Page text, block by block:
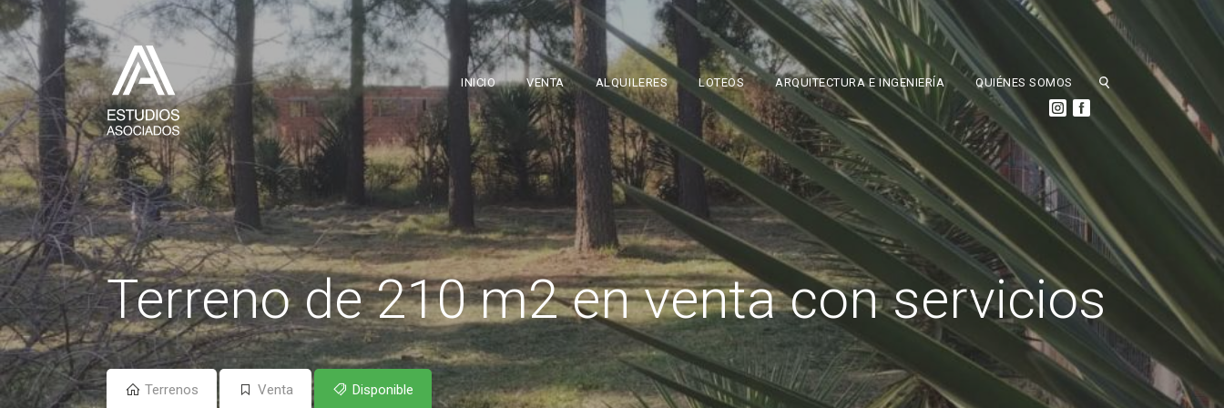
INICIO VENTA ALQUILERES LOTEOS ARQUITECTURA E INGENIERÍA QUIÉNES SOMOS
Terreno de 210 m2 en venta con servicios
Terrenos Venta Disponible